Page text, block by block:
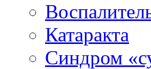
Катаракта
Синдром